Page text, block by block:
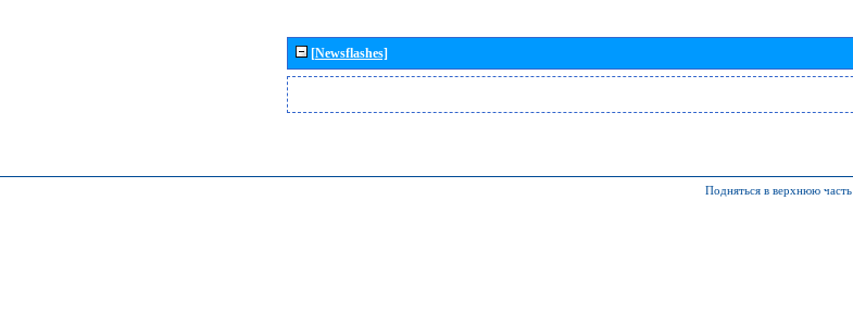
[Newsflashes]
Подняться в верхнюю часть